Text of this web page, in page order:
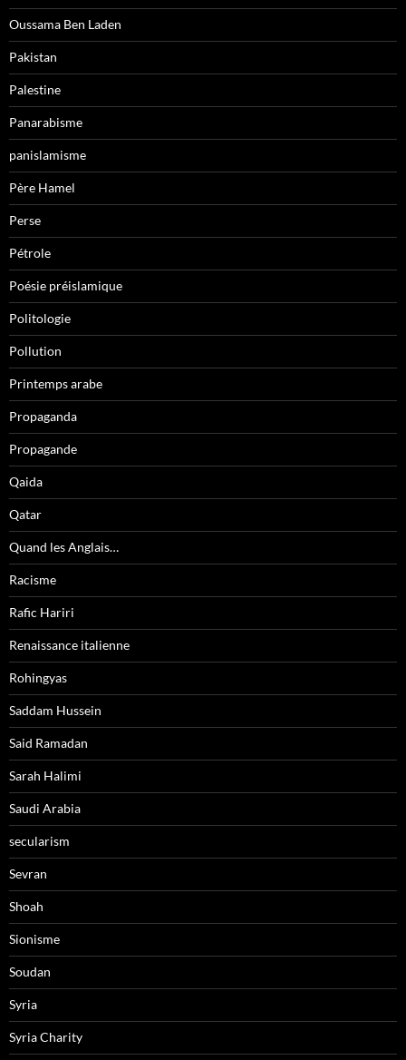
Oussama Ben Laden
Pakistan
Palestine
Panarabisme
panislamisme
Père Hamel
Perse
Pétrole
Poésie préislamique
Politologie
Pollution
Printemps arabe
Propaganda
Propagande
Qaida
Qatar
Quand les Anglais…
Racisme
Rafic Hariri
Renaissance italienne
Rohingyas
Saddam Hussein
Said Ramadan
Sarah Halimi
Saudi Arabia
secularism
Sevran
Shoah
Sionisme
Soudan
Syria
Syria Charity